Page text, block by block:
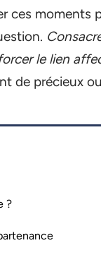
ces moments
le lien
de précieux
?